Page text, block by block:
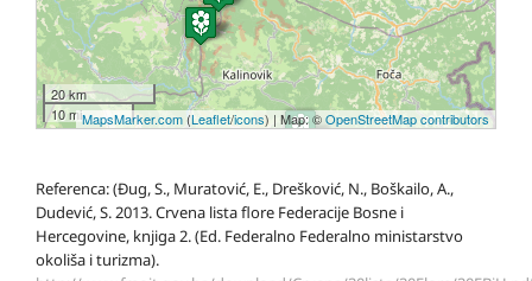
20 km
10 miMapsMarker.com(Leaflet/icons) | Map: ©OpenStreetMap contributors
Referenca: (Đug, S., Muratović, E., Drešković, N., Boškailo, A.,
Dudević, S. 2013. Crvena lista flore Federacije Bosne i
Hercegovine, knjiga 2. (Ed. Federalno Federalno ministarstvo
okoliša i turizma).